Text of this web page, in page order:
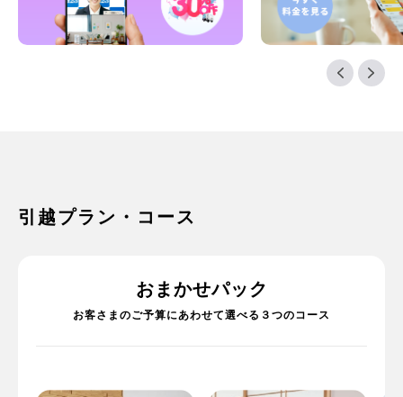
引越プラン・コース
おまかせパック
お客さまのご予算にあわせて選べる３つのコース